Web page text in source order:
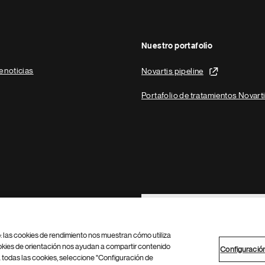
noticias
Nuestro portafolio
Novartis pipeline
Portafolio de tratamientos
Footer Site Search
cookies de rendimiento nos muestran cómo utiliza
de orientación nos ayudan a compartir contenido
las cookies, seleccione "Configuración de